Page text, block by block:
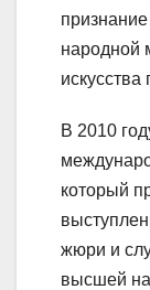
народной
искусства
В 2010
который
жюри и
высшей